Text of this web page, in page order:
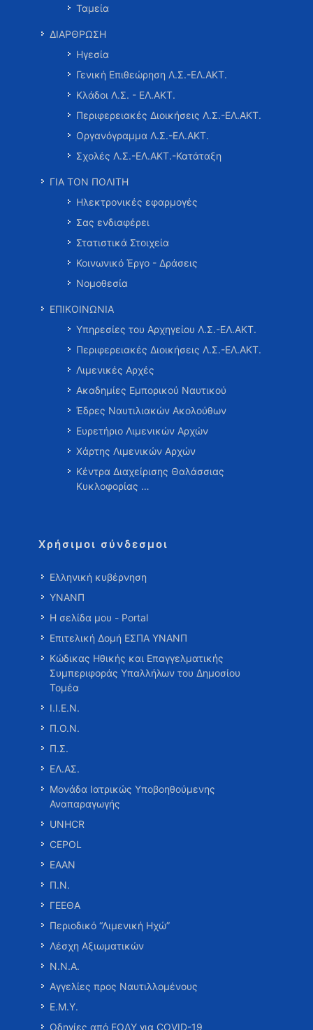
Ταμεία
ΔΙΑΡΘΡΩΣΗ
Ηγεσία
Γενική Επιθεώρηση Λ.Σ.-ΕΛ.ΑΚΤ.
Κλάδοι Λ.Σ. - ΕΛ.ΑΚΤ.
Περιφερειακές Διοικήσεις Λ.Σ.-ΕΛ.ΑΚΤ.
Οργανόγραμμα Λ.Σ.-ΕΛ.ΑΚΤ.
Σχολές Λ.Σ.-ΕΛ.ΑΚΤ.-Κατάταξη
ΓΙΑ ΤΟΝ ΠΟΛΙΤΗ
Ηλεκτρονικές εφαρμογές
Σας ενδιαφέρει
Στατιστικά Στοιχεία
Κοινωνικό Έργο - Δράσεις
Νομοθεσία
ΕΠΙΚΟΙΝΩΝΙΑ
Υπηρεσίες του Αρχηγείου Λ.Σ.-ΕΛ.ΑΚΤ.
Περιφερειακές Διοικήσεις Λ.Σ.-ΕΛ.ΑΚΤ.
Λιμενικές Αρχές
Ακαδημίες Εμπορικού Ναυτικού
Έδρες Ναυτιλιακών Ακολούθων
Ευρετήριο Λιμενικών Αρχών
Χάρτης Λιμενικών Αρχών
Κέντρα Διαχείρισης Θαλάσσιας
Κυκλοφορίας …
Χρήσιμοι σύνδεσμοι
Ελληνική κυβέρνηση
ΥΝΑΝΠ
Η σελίδα μου - Portal
Επιτελική Δομή ΕΣΠΑ ΥΝΑΝΠ
Κώδικας Ηθικής και Επαγγελματικής
Συμπεριφοράς Υπαλλήλων του Δημοσίου
Τομέα
Ι.Ι.Ε.Ν.
Π.Ο.Ν.
Π.Σ.
ΕΛ.ΑΣ.
Μονάδα Ιατρικώς Υποβοηθούμενης
Αναπαραγωγής
UNHCR
CEPOL
ΕΑΑΝ
Π.Ν.
ΓΕΕΘΑ
Περιοδικό “Λιμενική Ηχώ”
Λέσχη Αξιωματικών
Ν.Ν.Α.
Αγγελίες προς Ναυτιλλομένους
Ε.Μ.Υ.
Οδηγίες από ΕΟΔΥ για COVID-19